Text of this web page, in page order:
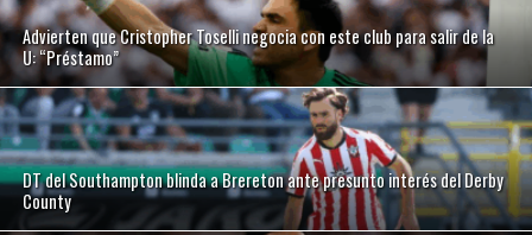
Advierten que Cristopher Toselli negocia con este club para salir de la
U: “Préstamo”
DT del Southampton blinda a Brereton ante presunto interés del Derby
County